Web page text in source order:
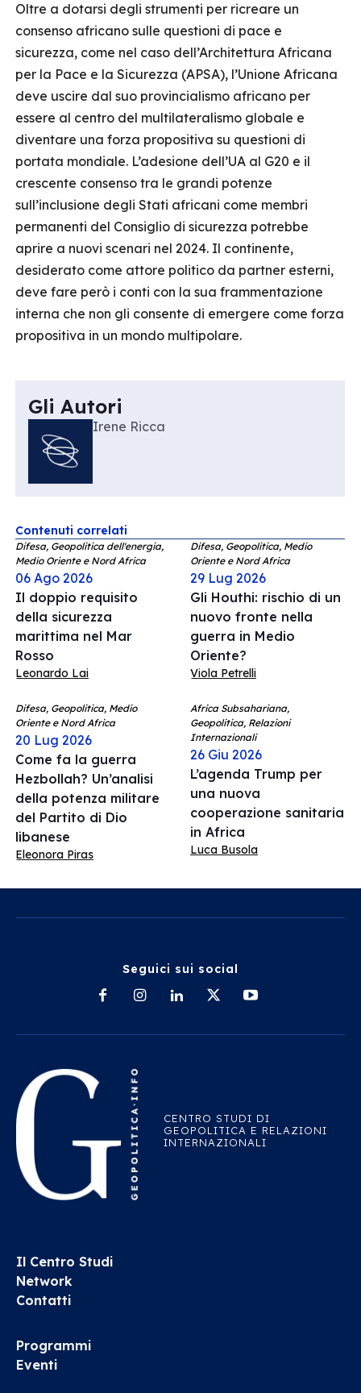
Oltre a dotarsi degli strumenti per ricreare un
consenso africano sulle questioni di pace e
sicurezza, come nel caso dell’Architettura Africana
per la Pace e la Sicurezza (APSA), l’Unione Africana
deve uscire dal suo provincialismo africano per
essere al centro del multilateralismo globale e
diventare una forza propositiva su questioni di
portata mondiale. L’adesione dell’UA al G20 e il
crescente consenso tra le grandi potenze
sull’inclusione degli Stati africani come membri
permanenti del Consiglio di sicurezza potrebbe
aprire a nuovi scenari nel 2024. Il continente,
desiderato come attore politico da partner esterni,
deve fare però i conti con la sua frammentazione
interna che non gli consente di emergere come forza
propositiva in un mondo multipolare.
Gli Autori
Irene Ricca
Contenuti correlati
Difesa, Geopolitica dell'energia,
Medio Oriente e Nord Africa
06 Ago 2026
Il doppio requisito
della sicurezza
marittima nel Mar
Rosso
Leonardo Lai
Difesa, Geopolitica, Medio
Oriente e Nord Africa
29 Lug 2026
Gli Houthi: rischio di un
nuovo fronte nella
guerra in Medio
Oriente?
Viola Petrelli
Difesa, Geopolitica, Medio
Oriente e Nord Africa
20 Lug 2026
Come fa la guerra
Hezbollah? Un’analisi
della potenza militare
del Partito di Dio
libanese
Eleonora Piras
Africa Subsahariana,
Geopolitica, Relazioni
Internazionali
26 Giu 2026
L’agenda Trump per
una nuova
cooperazione sanitaria
in Africa
Luca Busola
Seguici sui social
CENTRO STUDI DI
GEOPOLITICA E RELAZIONI
INTERNAZIONALI
Il Centro Studi
Network
Contatti
Programmi
Eventi